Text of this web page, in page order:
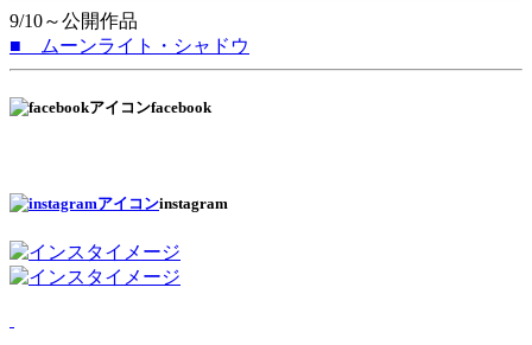
9/10～公開作品
■ ムーンライト・シャドウ
facebook
instagram